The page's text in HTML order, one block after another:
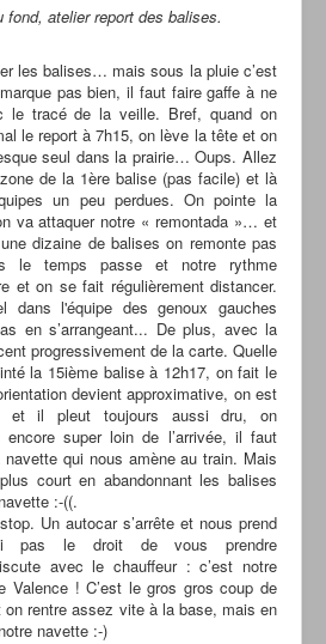
fond, atelier report des balises.
les balises… mais sous la pluie c’est
pas bien, il faut faire gaffe à ne
le tracé de la veille. Bref, quand on
le report à 7h15, on lève la tête et on
seul dans la prairie… Oups. Allez
de la 1ère balise (pas facile) et là
un peu perdues. On pointe la
va attaquer notre « remontada »… et
dizaine de balises on remonte pas
le temps passe et notre rythme
et on se fait régulièrement distancer.
l'équipe des genoux gauches
en s’arrangeant... De plus, avec la
progressivement de la carte. Quelle
la 15ième balise à 12h17, on fait le
devient approximative, on est
et il pleut toujours aussi dru, on
encore super loin de l’arrivée, il faut
navette qui nous amène au train. Mais
court en abandonnant les balises
:-((.
Un autocar s’arrête et nous prend
pas le droit de vous prendre
avec le chauffeur : c’est notre
Valence ! C’est le gros gros coup de
rentre assez vite à la base, mais en
navette :-)